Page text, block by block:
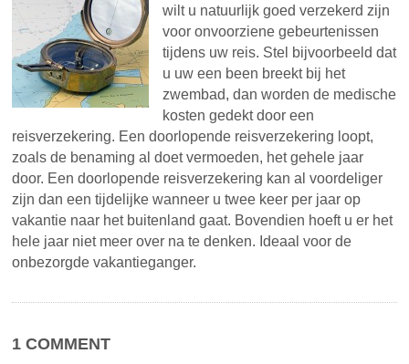
wilt u natuurlijk goed verzekerd zijn
voor onvoorziene gebeurtenissen
tijdens uw reis. Stel bijvoorbeeld dat
u uw een been breekt bij het
zwembad, dan worden de medische
kosten gedekt door een
reisverzekering. Een doorlopende reisverzekering loopt,
zoals de benaming al doet vermoeden, het gehele jaar
door. Een doorlopende reisverzekering kan al voordeliger
zijn dan een tijdelijke wanneer u twee keer per jaar op
vakantie naar het buitenland gaat. Bovendien hoeft u er het
hele jaar niet meer over na te denken. Ideaal voor de
onbezorgde vakantieganger.
1 COMMENT